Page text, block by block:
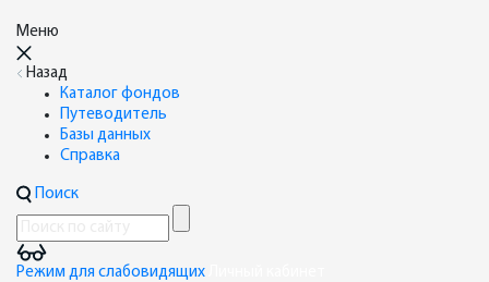
Меню
Назад
Каталог фондов
Путеводитель
Базы данных
Справка
Поиск
Режим для слабовидящих